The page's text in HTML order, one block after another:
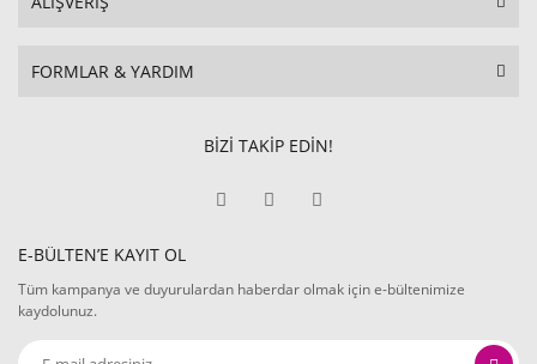
FORMLAR & YARDIM
BİZİ TAKİP EDİN!
E-BÜLTEN’E KAYIT OL
Tüm kampanya ve duyurulardan haberdar olmak için e-bültenimize
kaydolunuz.